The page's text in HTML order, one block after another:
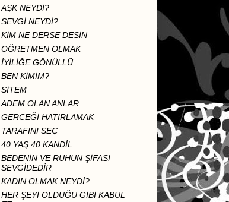
AŞK NEYDİ?
SEVGİ NEYDİ?
KİM NE DERSE DESİN
ÖĞRETMEN OLMAK
İYİLİĞE GÖNÜLLÜ
BEN KİMİM?
SİTEM
ADEM OLAN ANLAR
GERCEĞİ HATIRLAMAK
TARAFINI SEÇ
40 YAŞ 40 KANDİL
BEDENİN VE RUHUN ŞİFASI
SEVGİDEDİR
KADIN OLMAK NEYDİ?
HER ŞEYİ OLDUĞU GİBİ KABUL